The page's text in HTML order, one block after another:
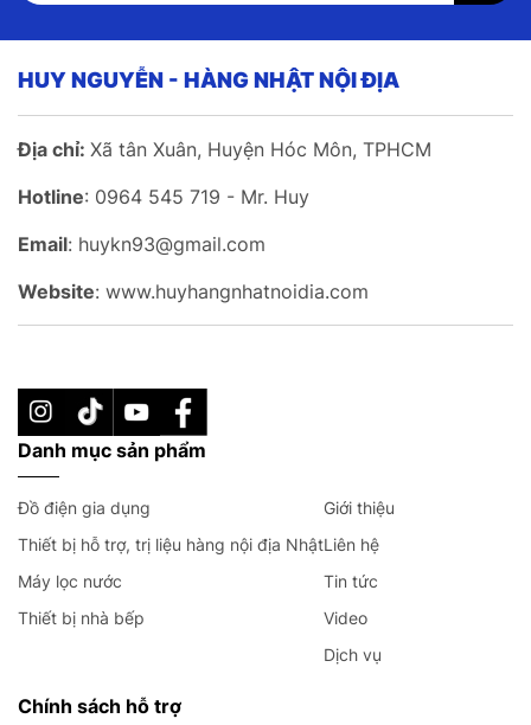
HUY NGUYỄN - HÀNG NHẬT NỘI ĐỊA
Địa chỉ: Xã tân Xuân, Huyện Hóc Môn, TPHCM
Hotline: 0964 545 719 - Mr. Huy
Email: huykn93@gmail.com
Website: www.huyhangnhatnoidia.com
Danh mục sản phẩm
Đồ điện gia dụng
Thiết bị hỗ trợ, trị liệu hàng nội địa Nhật
Máy lọc nước
Thiết bị nhà bếp
Giới thiệu
Liên hệ
Tin tức
Video
Dịch vụ
Chính sách hỗ trợ